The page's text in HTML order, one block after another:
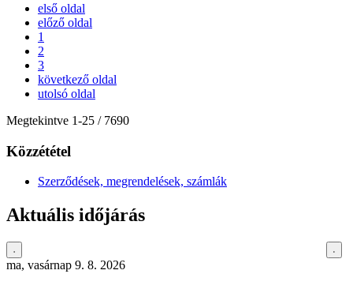
első oldal
előző oldal
1
2
3
következő oldal
utolsó oldal
Megtekintve 1-25 / 7690
Közzététel
Szerződések, megrendelések, számlák
Aktuális időjárás
ma, vasárnap 9. 8. 2026